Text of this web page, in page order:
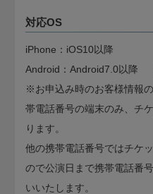
対応OS
iPhone：iOS10以降
Android：Android7.0以降
※お申込み時のお客様情報
帯電話番号の端末のみ、チ
ります。
他の携帯電話番号ではチケ
ので公演日まで携帯電話番
いいたします。